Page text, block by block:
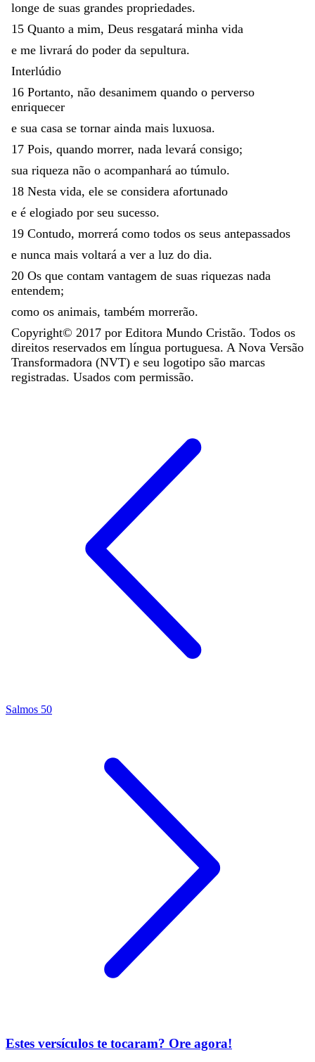
longe de suas grandes propriedades.
15 Quanto a mim, Deus resgatará minha vida
e me livrará do poder da sepultura.
Interlúdio
16 Portanto, não desanimem quando o perverso
enriquecer
e sua casa se tornar ainda mais luxuosa.
17 Pois, quando morrer, nada levará consigo;
sua riqueza não o acompanhará ao túmulo.
18 Nesta vida, ele se considera afortunado
e é elogiado por seu sucesso.
19 Contudo, morrerá como todos os seus antepassados
e nunca mais voltará a ver a luz do dia.
20 Os que contam vantagem de suas riquezas nada
entendem;
como os animais, também morrerão.
Copyright© 2017 por Editora Mundo Cristão. Todos os
direitos reservados em língua portuguesa. A Nova Versão
Transformadora (NVT) e seu logotipo são marcas
registradas. Usados com permissão.
Salmos 50
Estes versículos te tocaram? Ore agora!